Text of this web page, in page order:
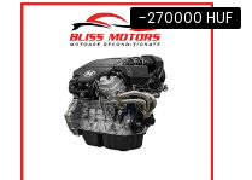
-270000 HUF